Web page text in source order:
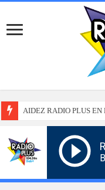
AIDEZ RADIO PLUS